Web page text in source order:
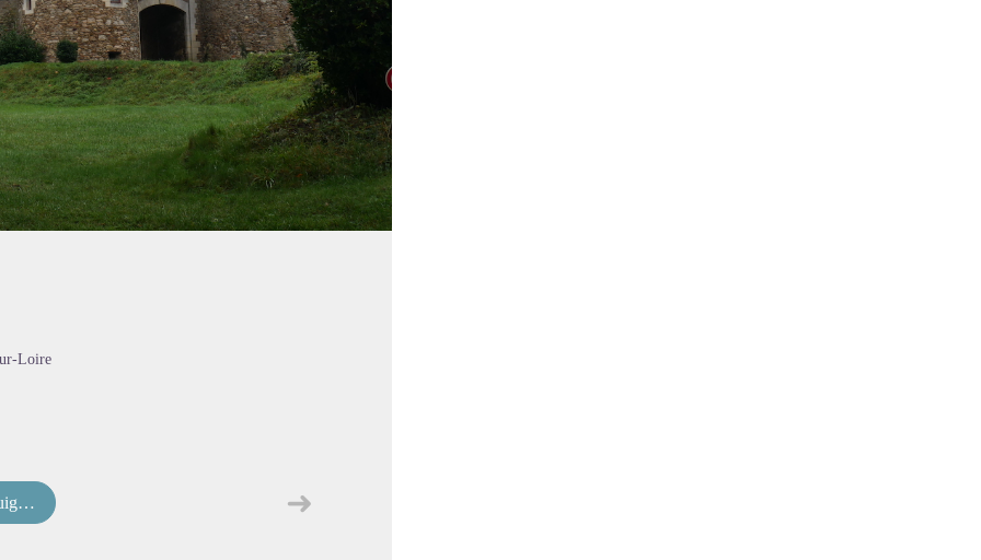
Loire
➜Étape suivante